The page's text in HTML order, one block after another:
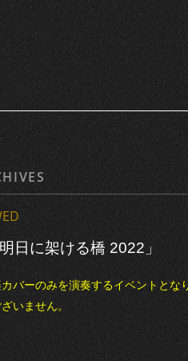
日に架ける橋 2022」
バーのみを演奏するイベントとな
いません。